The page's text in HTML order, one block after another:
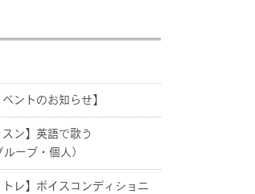
ントのお知らせ】
スン】英語で歌う
ープ・個人）
トレ】ボイスコンディショニ